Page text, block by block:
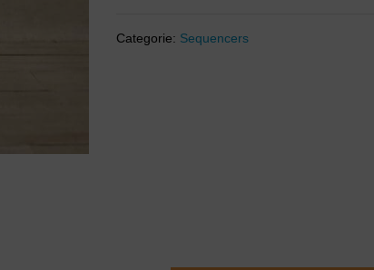
Categorie: Sequencers